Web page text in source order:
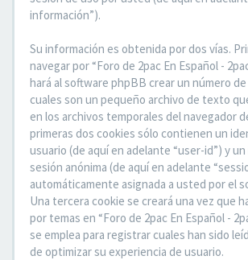
información”).
Su información es obtenida por dos vías.
navegar por “Foro de 2pac En Español -
hará al software phpBB crear un número
cuales son un pequeño archivo de texto
en los archivos temporales del navegador
primeras dos cookies sólo contienen un
usuario (de aquí en adelante “user-id”) y
sesión anónima (de aquí en adelante
automáticamente asignada a usted por el
Una tercera cookie se creará una vez que
por temas en “Foro de 2pac En Español -
se emplea para registrar cuales han sido
de optimizar su experiencia de usuario.